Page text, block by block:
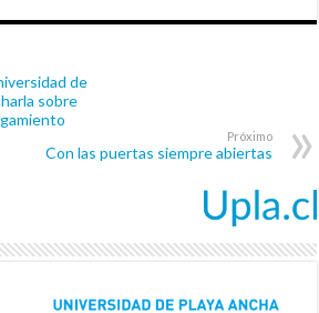
de
sobre
Próximo
Con las puertas siempre abiertas